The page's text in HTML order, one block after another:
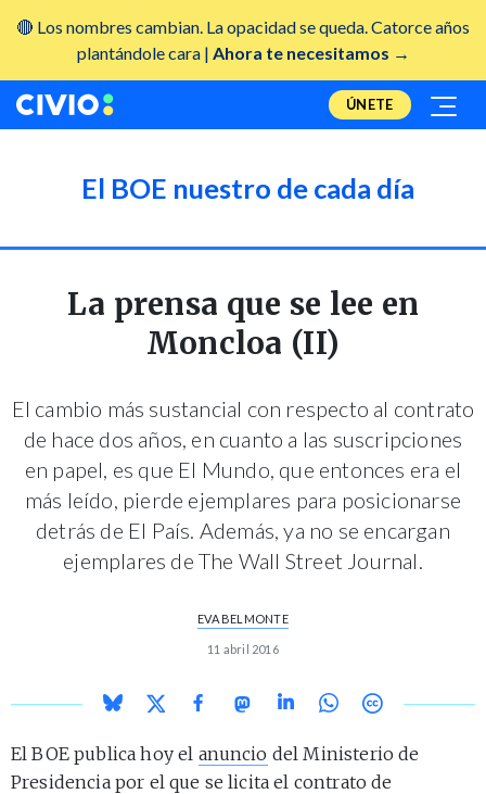
🔴 Los nombres cambian. La opacidad se queda. Catorce años
plantándole cara | Ahora te necesitamos →
ÚNETE
El BOE nuestro de cada día
La prensa que se lee en
Moncloa (II)
El cambio más sustancial con respecto al contrato
de hace dos años, en cuanto a las suscripciones
en papel, es que El Mundo, que entonces era el
más leído, pierde ejemplares para posicionarse
detrás de El País. Además, ya no se encargan
ejemplares de The Wall Street Journal.
EVA BELMONTE
11 abril 2016
El BOE publica hoy el anuncio del Ministerio de
Presidencia por el que se licita el contrato de